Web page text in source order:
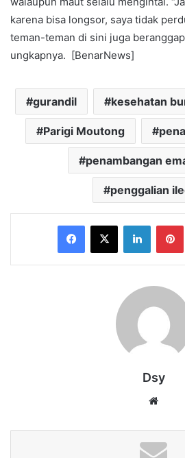
karena bisa longsor, saya tidak
teman-teman di sini juga
ungkapnya. [BenarNews]
gurandil kesehatan
Parigi Moutong
penambangan
penggalian
Facebook
X LinkedIn
Dsy